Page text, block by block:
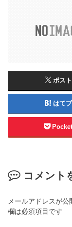
ポスト
はてブ
Pocket
コメント
メールアドレスが公
欄は必須項目です